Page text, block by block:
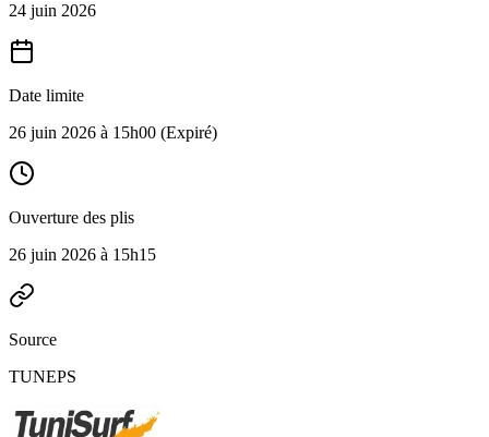
24 juin 2026
Date limite
26 juin 2026 à 15h00 (Expiré)
Ouverture des plis
26 juin 2026 à 15h15
Source
TUNEPS